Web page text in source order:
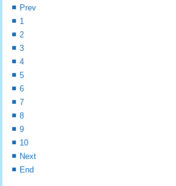
Prev
1
2
3
4
5
6
7
8
9
10
Next
End